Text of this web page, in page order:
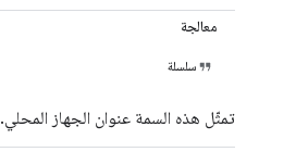
معالجة
سلسلة
تمثّل هذه السمة عنوان الجهاز المحلي.